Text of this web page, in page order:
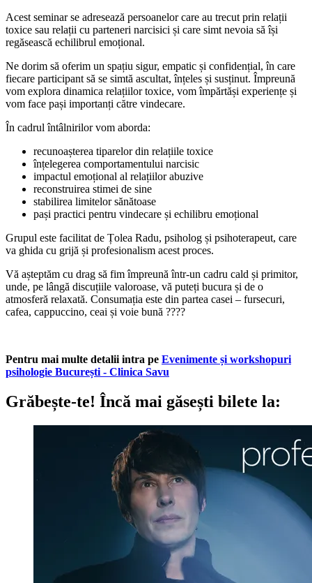
Acest seminar se adresează persoanelor care au trecut prin relații
toxice sau relații cu parteneri narcisici și care simt nevoia să își
regăsească echilibrul emoțional.
Ne dorim să oferim un spațiu sigur, empatic și confidențial, în care
fiecare participant să se simtă ascultat, înțeles și susținut. Împreună
vom explora dinamica relațiilor toxice, vom împărtăși experiențe și
vom face pași importanți către vindecare.
În cadrul întâlnirilor vom aborda:
recunoașterea tiparelor din relațiile toxice
înțelegerea comportamentului narcisic
impactul emoțional al relațiilor abuzive
reconstruirea stimei de sine
stabilirea limitelor sănătoase
pași practici pentru vindecare și echilibru emoțional
Grupul este facilitat de Țolea Radu, psiholog și psihoterapeut, care
va ghida cu grijă și profesionalism acest proces.
Vă așteptăm cu drag să fim împreună într-un cadru cald și primitor,
unde, pe lângă discuțiile valoroase, vă puteți bucura și de o
atmosferă relaxată. Consumația este din partea casei – fursecuri,
cafea, cappuccino, ceai și voie bună ????
Pentru mai multe detalii intra pe Evenimente și workshopuri
psihologie București - Clinica Savu
Grăbește-te! Încă mai găsești bilete la: